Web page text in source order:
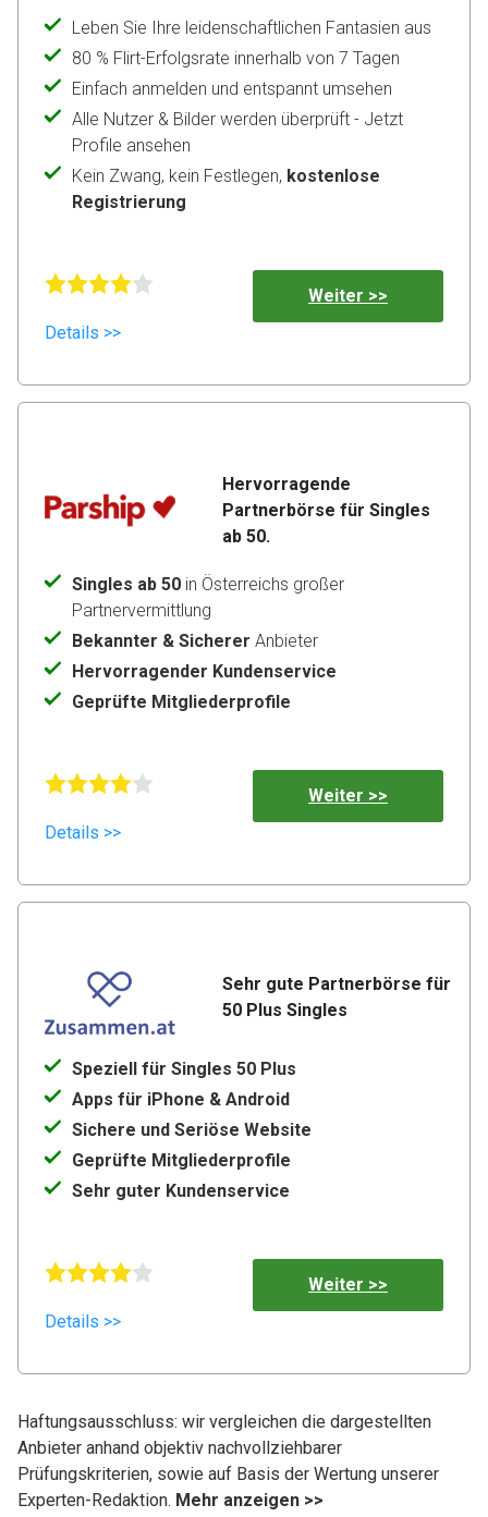
Leben Sie Ihre leidenschaftlichen Fantasien aus
80 % Flirt-Erfolgsrate innerhalb von 7 Tagen
Einfach anmelden und entspannt umsehen
Alle Nutzer & Bilder werden überprüft - Jetzt
Profile ansehen
Kein Zwang, kein Festlegen, kostenlose
Registrierung
Details >>
Weiter >>
Hervorragende
Partnerbörse für Singles
Singles ab 50 in Österreichs großer
Partnervermittlung
Bekannter & Sicherer Anbieter
Hervorragender Kundenservice
Geprüfte Mitgliederprofile
Details >>
Weiter >>
Sehr gute Partnerbörse für
50 Plus Singles
Speziell für Singles 50 Plus
Apps für iPhone & Android
Sichere und Seriöse Website
Geprüfte Mitgliederprofile
Sehr guter Kundenservice
Details >>
Weiter >>
Haftungsausschluss: wir vergleichen die dargestellten
Anbieter anhand objektiv nachvollziehbarer
Prüfungskriterien, sowie auf Basis der Wertung unserer
Experten-Redaktion. Mehr anzeigen >>